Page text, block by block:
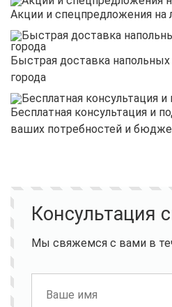
Акции и спецпредложения на
Быстрая доставка
города
Бесплатная консультация и
ваших потребностей и
Консультация
Мы свяжемся с вами в